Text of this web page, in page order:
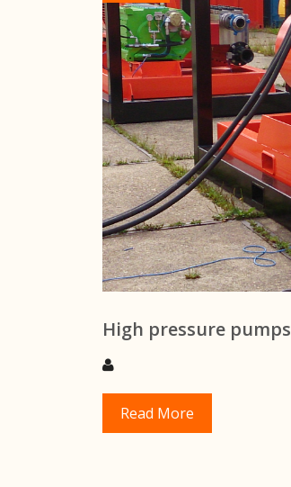
High pressure pumps
Read More